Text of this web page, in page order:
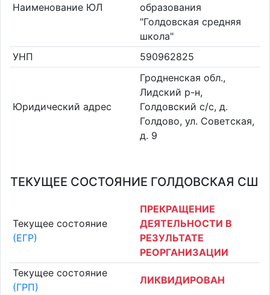
Наименование ЮЛ
образования
"Голдовская средняя
школа"
УНП
590962825
Юридический адрес
Гродненская обл.,
Лидский р-н,
Голдовский с/с, д.
Голдово, ул. Советская,
д. 9
ТЕКУЩЕЕ СОСТОЯНИЕ ГОЛДОВСКАЯ СШ
Текущее состояние
(ЕГР)
ПРЕКРАЩЕНИЕ
ДЕЯТЕЛЬНОСТИ В
РЕЗУЛЬТАТЕ
РЕОРГАНИЗАЦИИ
Текущее состояние
(ГРП)
ЛИКВИДИРОВАН